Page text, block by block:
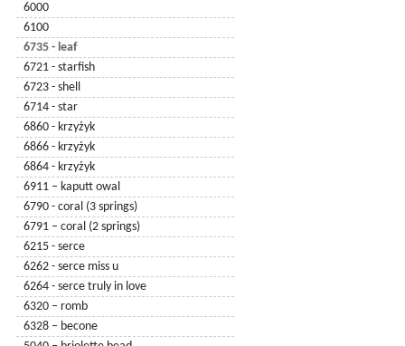
6000
6100
6735 - leaf
6721 - starfish
6723 - shell
6714 - star
6860 - krzyżyk
6866 - krzyżyk
6864 - krzyżyk
6911 – kaputt owal
6790 - coral (3 springs)
6791 – coral (2 springs)
6215 - serce
6262 - serce miss u
6264 - serce truly in love
6320 – romb
6328 – becone